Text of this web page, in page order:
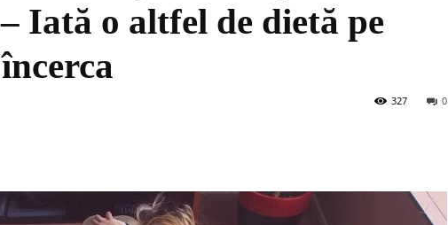
Iată o altfel de dietă pe
0
327